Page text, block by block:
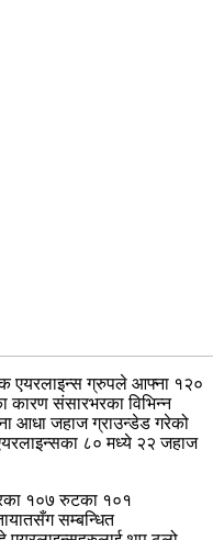
एयरलाइन्स ग्रुपले आफ्ना १२०
कारण संसारभरका विभिन्न
आधा जहाज ग्राउन्डेड गरेको
८० मध्ये २२ जहाज
१०७ रुटका १०१
सम्बन्धित